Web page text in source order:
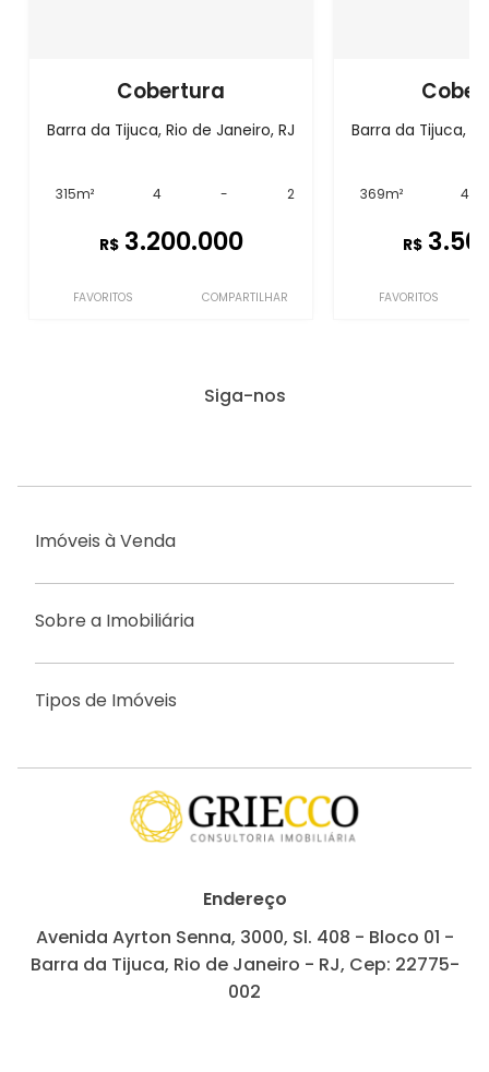
Cobertura
Barra da Tijuca, Rio de Janeiro, RJ
315m² 4 - 2
R$ 3.200.000
FAVORITOS COMPARTILHAR
Barra da Tijuca,
369m² 4
R$
FAVORITOS
Siga-nos
Imóveis à Venda
Sobre a Imobiliária
Tipos de Imóveis
Endereço
Avenida Ayrton Senna, 3000, Sl. 408 - Bloco 01 -
Barra da Tijuca, Rio de Janeiro - RJ, Cep: 22775-
002